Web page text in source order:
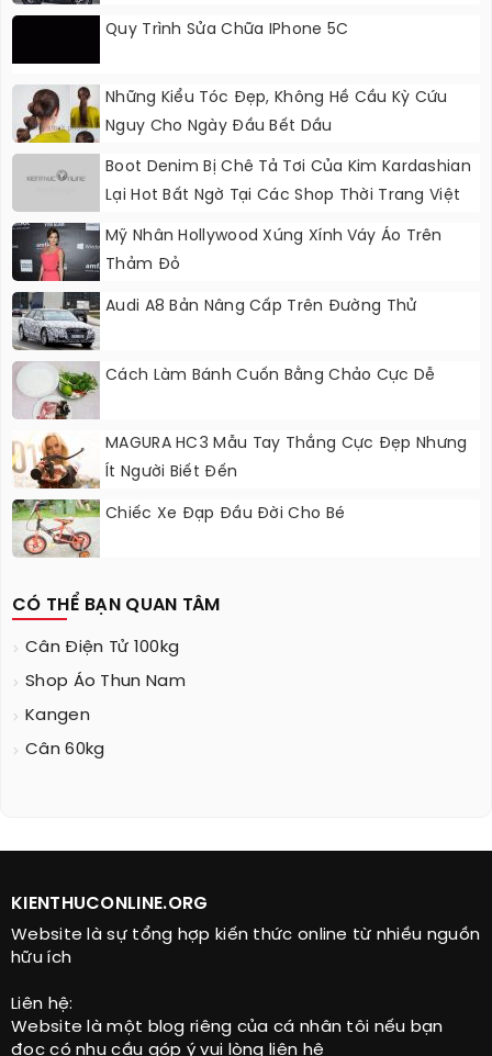
Quy Trình Sửa Chữa IPhone 5C
Những Kiểu Tóc Đẹp, Không Hề Cầu Kỳ Cứu
Nguy Cho Ngày Đầu Bết Dầu
Boot Denim Bị Chê Tả Tơi Của Kim Kardashian
Lại Hot Bất Ngờ Tại Các Shop Thời Trang Việt
Mỹ Nhân Hollywood Xúng Xính Váy Áo Trên
Thảm Đỏ
Audi A8 Bản Nâng Cấp Trên Đường Thử
Cách Làm Bánh Cuốn Bằng Chảo Cực Dễ
MAGURA HC3 Mẫu Tay Thắng Cực Đẹp Nhưng
Ít Người Biết Đến
Chiếc Xe Đạp Đầu Đời Cho Bé
CÓ THỂ BẠN QUAN TÂM
Cân Điện Tử 100kg
Shop Áo Thun Nam
Kangen
Cân 60kg
KIENTHUCONLINE.ORG
Website là sự tổng hợp kiến thức online từ nhiều nguồn
hữu ích
Liên hệ:
Website là một blog riêng của cá nhân tôi nếu bạn
đọc có nhu cầu góp ý vui lòng liên hệ